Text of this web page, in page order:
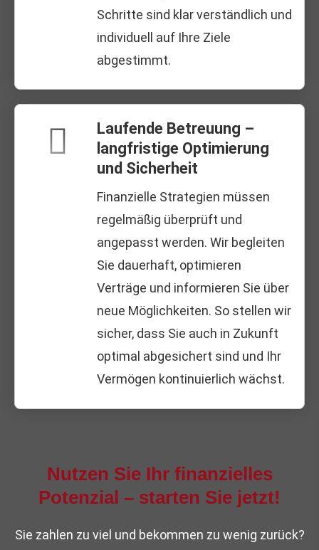
Schritte sind klar verständlich und
individuell auf Ihre Ziele
abgestimmt.
Laufende Betreuung –
langfristige Optimierung
und Sicherheit
Finanzielle Strategien müssen
regelmäßig überprüft und
angepasst werden. Wir begleiten
Sie dauerhaft, optimieren
Verträge und informieren Sie über
neue Möglichkeiten. So stellen wir
sicher, dass Sie auch in Zukunft
optimal abgesichert sind und Ihr
Vermögen kontinuierlich wächst.
Nutzen Sie Ihr finanzielles
Potenzial – starten Sie jetzt!
Sie zahlen zu viel und bekommen zu wenig zurück?